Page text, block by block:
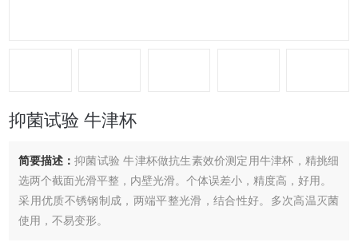
抑菌试验 牛津杯
简要描述：抑菌试验 牛津杯做抗生素效价测定用牛津杯，精挑细
选两个截面光滑平整，内壁光滑。个体误差小，精度高，好用。
采用优质不锈钢制成，两端平整光滑，结合性好。多次高温灭菌
使用，不易变形。